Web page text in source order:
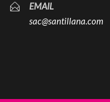
EMAIL
sac@santillana.com